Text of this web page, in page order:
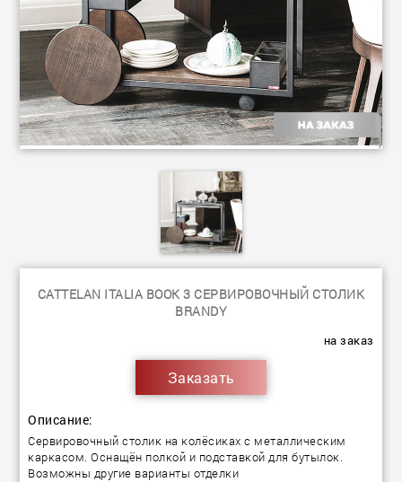
CATTELAN ITALIA BOOK 3 СЕРВИРОВОЧНЫЙ СТОЛИК
BRANDY
на заказ
Заказать
Описание:
Сервировочный столик на колёсиках с металлическим
каркасом. Оснащён полкой и подставкой для бутылок.
Возможны другие варианты отделки